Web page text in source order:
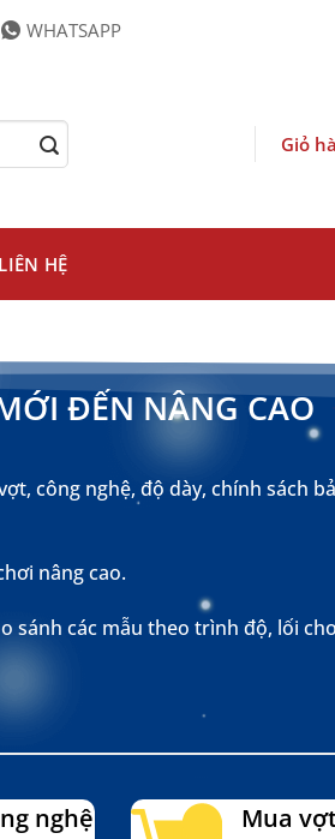
WHATSAPP
Giỏ
HỆ
ĐẾN NÂNG CAO
công nghệ, độ dày, chính sách
nâng cao.
sánh các mẫu theo trình độ, lối
nghệ
Mua